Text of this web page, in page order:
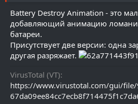
d
a
e
Battery Destroy Animation - это
добавляющий анимацию
батареи.
Присутствует две версии: одна
другая разряжает.
VirusTotal (VT)
https://www.virustotal.com/gui/